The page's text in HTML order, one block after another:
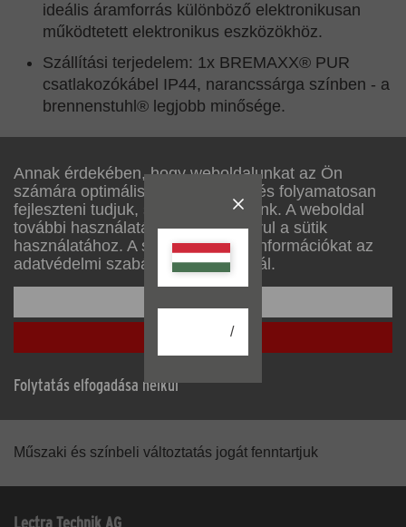
Annak érdekében, hogy weboldalunkat az Ön
számára optimálisan alakítsuk ki, és folyamatosan
fejleszteni tudjuk, sütiket használunk. A weboldal
további használatával Ön hozzájárul a sütik
használatához. A sütikről további információkat az
adatvédelmi szabályzatunkban talál.
Mindent elfogadni
Folytatás elfogadása nélkül
/
ideális áramforrás különböző elektronikusan
működtetett elektronikus eszközökhöz.
Szállítási terjedelem: 1x BREMAXX® PUR
csatlakozókábel IP44, narancssárga színben - a
brennenstuhl® legjobb minősége.
Műszaki adatok
Letöltések
Műszaki és színbeli változtatás jogát fenntartjuk
Lectra Technik AG